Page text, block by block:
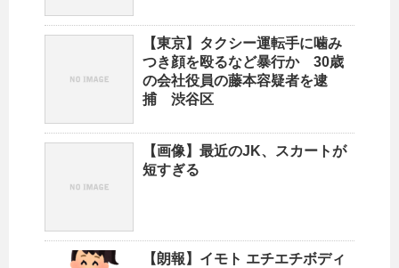
【東京】タクシー運転手に噛み
つき顔を殴るなど暴行か 30歳
の会社役員の藤本容疑者を逮
捕 渋谷区
【画像】最近のJK、スカートが
短すぎる
【朗報】イモト エチエチボディ